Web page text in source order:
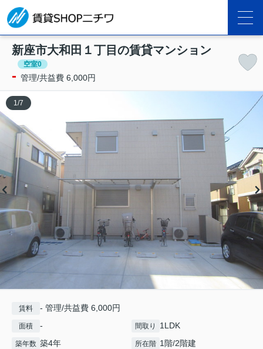
新座市大和田１丁目の賃貸マンション
空室0
- 管理/共益費 6,000円
1 /7
賃料 - 管理/共益費 6,000円
面積 - 間取り 1LDK
築年数 築4年 所在階 1階/2階建